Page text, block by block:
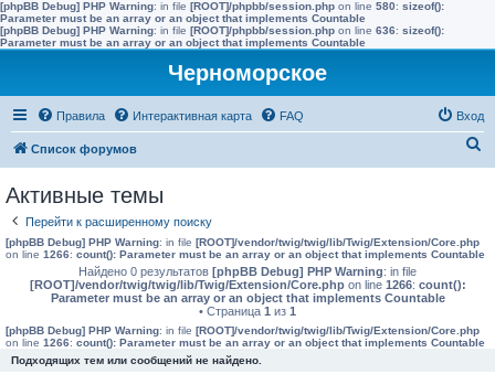
[phpBB Debug] PHP Warning: in file [ROOT]/phpbb/session.php on line 580: sizeof():
Parameter must be an array or an object that implements Countable
[phpBB Debug] PHP Warning: in file [ROOT]/phpbb/session.php on line 636: sizeof():
Parameter must be an array or an object that implements Countable
Черноморское
Правила Интерактивная карта FAQ Вход
Список форумов
к
Активные темы
Перейти к расширенному поиску
[phpBB Debug] PHP Warning: in file [ROOT]/vendor/twig/twig/lib/Twig/Extension/Core.php
on line 1266: count(): Parameter must be an array or an object that implements Countable
Найдено 0 результатов [phpBB Debug] PHP Warning: in file
[ROOT]/vendor/twig/twig/lib/Twig/Extension/Core.phpon line 1266: count():
Parameter must be an array or an object that implements Countable
• Страница 1 из 1
[phpBB Debug] PHP Warning: in file [ROOT]/vendor/twig/twig/lib/Twig/Extension/Core.php
on line 1266: count(): Parameter must be an array or an object that implements Countable
Подходящих тем или сообщений не найдено.